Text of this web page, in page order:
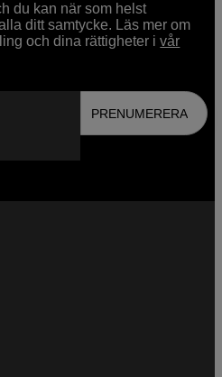
du kan när som helst
ditt samtycke. Läs mer om
och dina rättigheter ivår
PRENUMERERA